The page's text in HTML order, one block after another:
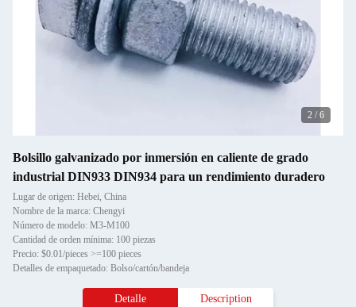
2 /6
Bolsillo galvanizado por inmersión en caliente de grado
industrial DIN933 DIN934 para un rendimiento duradero
Lugar de origen: Hebei, China
Nombre de la marca: Chengyi
Número de modelo: M3-M100
Cantidad de orden mínima: 100 piezas
Precio: $0.01/pieces >=100 pieces
Detalles de empaquetado: Bolso/cartón/bandeja
Detalle Description